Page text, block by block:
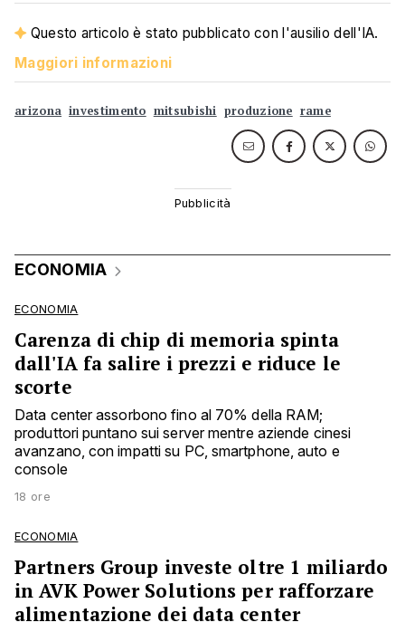
Questo articolo è stato pubblicato con l'ausilio dell'IA.
Maggiori informazioni
arizona investimento mitsubishi produzione rame
ECONOMIA
ECONOMIA
Carenza di chip di memoria spinta
dall'IA fa salire i prezzi e riduce le
scorte
Data center assorbono fino al 70% della RAM;
produttori puntano sui server mentre aziende cinesi
avanzano, con impatti su PC, smartphone, auto e
console
18 ore
ECONOMIA
Partners Group investe oltre 1 miliardo
in AVK Power Solutions per rafforzare
alimentazione dei data center